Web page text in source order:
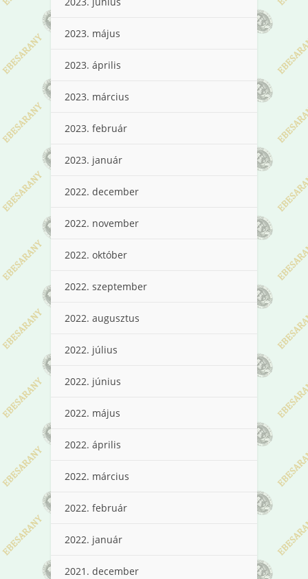
2023. május
2023. április
2023. március
2023. február
2023. január
2022. december
2022. november
2022. október
2022. szeptember
2022. augusztus
2022. július
2022. június
2022. május
2022. április
2022. március
2022. február
2022. január
2021. december